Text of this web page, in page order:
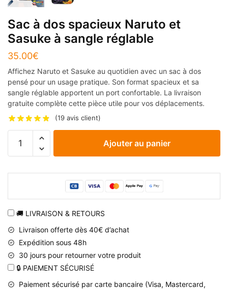
Sac à dos spacieux Naruto et
Sasuke à sangle réglable
35.00€
Affichez Naruto et Sasuke au quotidien avec un sac à dos
pensé pour un usage pratique. Son format spacieux et sa
sangle réglable apportent un port confortable. La livraison
gratuite complète cette pièce utile pour vos déplacements.
(19 avis client)
à
spacieux
Naruto
Sasuke
à
sangle
réglable
Ajouter au panier
🚚 LIVRAISON & RETOURS
Livraison offerte dès 40€ d’achat
Expédition sous 48h
30 jours pour retourner votre produit
🔒 PAIEMENT SÉCURISÉ
Paiement sécurisé par carte bancaire (Visa, Mastercard,